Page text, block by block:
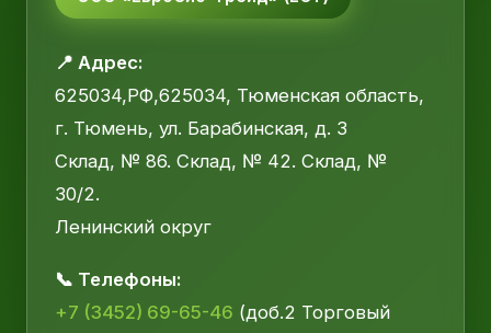
📍 Адрес:
625034,РФ,625034, Тюменская область,
г. Тюмень, ул. Барабинская, д. 3
Склад, № 86. Склад, № 42. Склад, №
30/2.
Ленинский округ
📞 Телефоны:
+7 (3452) 69-65-46 (доб.2 Торговый